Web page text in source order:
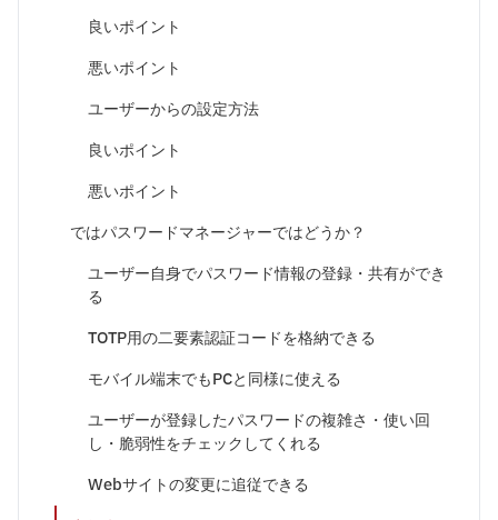
良いポイント
悪いポイント
ユーザーからの設定方法
良いポイント
悪いポイント
ではパスワードマネージャーではどうか？
ユーザー自身でパスワード情報の登録・共有ができ
る
TOTP用の二要素認証コードを格納できる
モバイル端末でもPCと同様に使える
ユーザーが登録したパスワードの複雑さ・使い回
し・脆弱性をチェックしてくれる
Webサイトの変更に追従できる